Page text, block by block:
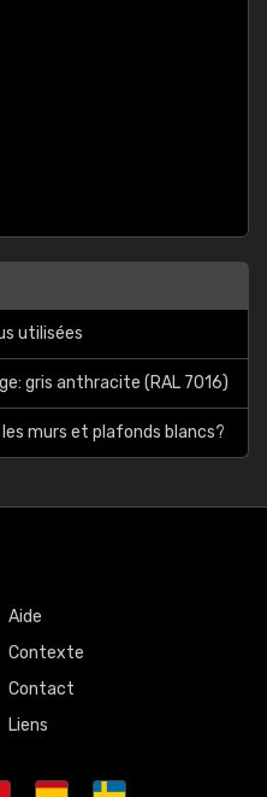
utilisées
gris anthracite (RAL 7016)
les murs et plafonds blancs?
Aide
Contexte
Contact
Liens